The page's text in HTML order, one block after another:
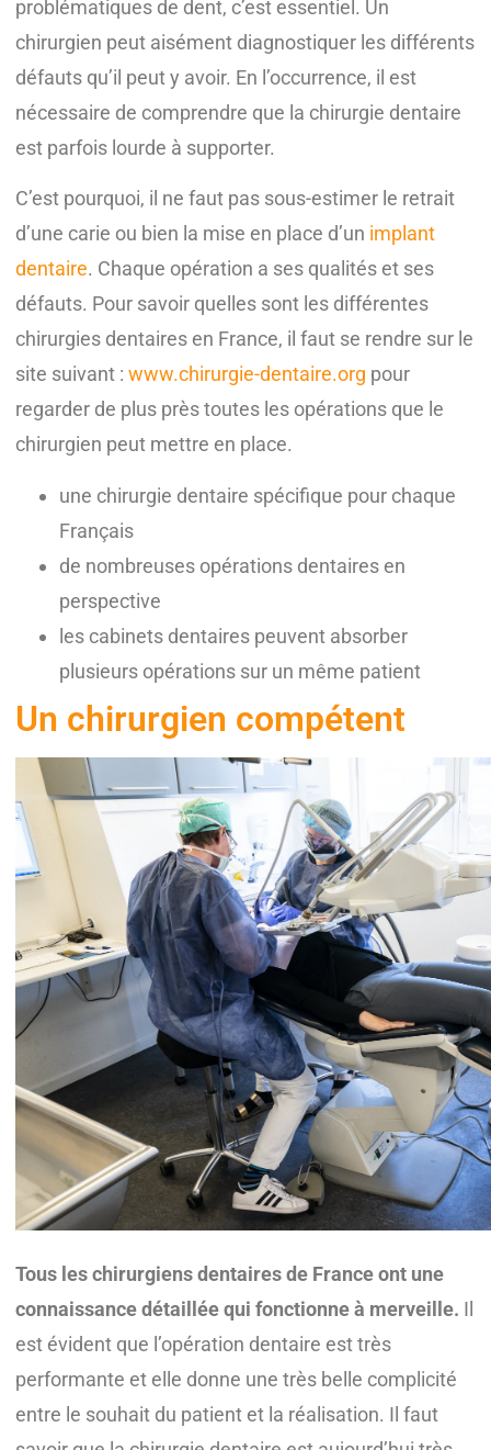
problématiques de dent, c’est essentiel. Un
chirurgien peut aisément diagnostiquer les différents
défauts qu’il peut y avoir. En l’occurrence, il est
nécessaire de comprendre que la chirurgie dentaire
est parfois lourde à supporter.
C’est pourquoi, il ne faut pas sous-estimer le retrait
d’une carie ou bien la mise en place d’un implant
dentaire. Chaque opération a ses qualités et ses
défauts. Pour savoir quelles sont les différentes
chirurgies dentaires en France, il faut se rendre sur le
site suivant : www.chirurgie-dentaire.org pour
regarder de plus près toutes les opérations que le
chirurgien peut mettre en place.
une chirurgie dentaire spécifique pour chaque
Français
de nombreuses opérations dentaires en
perspective
les cabinets dentaires peuvent absorber
plusieurs opérations sur un même patient
Un chirurgien compétent
Tous les chirurgiens dentaires de France ont une
connaissance détaillée qui fonctionne à merveille. Il
est évident que l’opération dentaire est très
performante et elle donne une très belle complicité
entre le souhait du patient et la réalisation. Il faut